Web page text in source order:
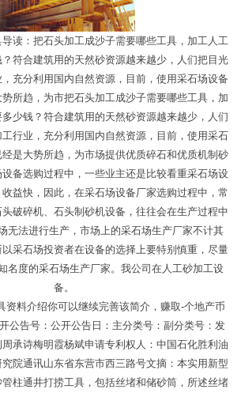
读：把石头加工成沙子需要哪些工具，加工人工
符合建筑用的天然砂资源越来越少，人们把目光
充分利用国内自然资源，目前，使用采石场设备
所趋，为市把石头加工成沙子需要哪些工具，加
少钱？符合建筑用的天然砂资源越来越少，人们
行业，充分利用国内自然资源，目前，使用采石
是大势所趋，为市场提供优质碎石和优质机制砂
备选购过程中，一些业主还是比较看重采石场设
益快，因此，在采石场设备厂家选购过程中，常
破碎机、石头制砂机设备，往往会在生产过程中
无法进行生产，市场上的采石场生产厂家不计其
采石场投资者在设备的选择上要特别慎重，尽量
名度的采石场生产厂家。我公司在人工砂加工设
备。
资料介绍你可以继续完善该简介，赚取-个地产币
公告号：公开公告日：主分类号：副分类号：发
承诗梅明霞杨斌申请专利权人：中国石化胜利油
院通讯山东省东营市西三路号文摘：本实用新型
柱通井打捞工具，包括丝堵和储砂筒，所述丝堵